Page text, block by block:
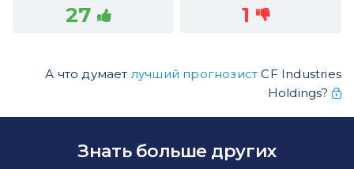
27 1
А что думает лучший прогнозист CF Industries
Holdings?
Знать больше других